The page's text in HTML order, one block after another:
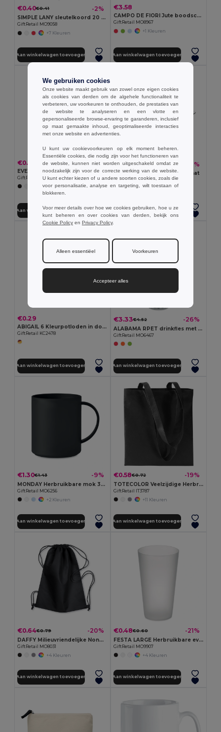
€0.40€0.41 -2%
SIMPLE LANY sleutelkoord 20 mm
GiftRetail MO9058
+7 Kleuren
Aan winkelwagen toevoegen
€3.58
CAMPO DE FIORI Jute boodschappentas
GiftRetail MO8967
+1 Kleuren
Aan winkelwagen toevoegen
€0.29
EVENT Siliconen armband
GiftRetail MO8913
+5 Kleuren
Aan winkelwagen toevoegen
€0.82€1.00 -17%
SULIMPAD Sublimatie muismat
GiftRetail MO9833
Aan winkelwagen toevoegen
€0.29
ABIGAIL 6 Kleurpotloden in doosje
GiftRetail KC2478
Aan winkelwagen toevoegen
€3.33€4.52 -26%
ALABAMA RPET drinkfles met fliptop
GiftRetail MO6467
Aan winkelwagen toevoegen
€1.30€1.43 -9%
MONDAY Herbruikbare mok 300 ml
GiftRetail MO6256
+2 Kleuren
Aan winkelwagen toevoegen
€0.58€0.72 -19%
TOTECOLOR Veelzijdige Herbruikbare Winkel- en Strandtas
GiftRetail IT3787
+11 Kleuren
Aan winkelwagen toevoegen
€0.64€0.79 -20%
DAFFY Milieuvriendelijke Nonwoven Trekkoordtas 80gr
GiftRetail MO8031
+4 Kleuren
Aan winkelwagen toevoegen
€0.48€0.60 -21%
FESTA LARGE Herbruikbare event beker 500ml
GiftRetail MO9907
+4 Kleuren
Aan winkelwagen toevoegen
We gebruiken cookies
Onze website maakt gebruik van zowel onze eigen cookies
als cookies van derden om de algehele functionaliteit te
verbeteren, uw voorkeuren te onthouden, de prestaties van
de website te analyseren en een vlotte en
gepersonaliseerde browse-ervaring te garanderen, inclusief
op maat gemaakte inhoud, geoptimaliseerde interacties
met onze website en advertenties.
U kunt uw cookievoorkeuren op elk moment beheren.
Essentiële cookies, die nodig zijn voor het functioneren van
de website, kunnen niet worden uitgeschakeld omdat ze
noodzakelijk zijn voor de correcte werking van de website.
U kunt echter kiezen of u andere soorten cookies, zoals die
voor personalisatie, analyse en targeting, wilt toestaan of
blokkeren.
Voor meer details over hoe we cookies gebruiken, hoe u ze
kunt beheren en over cookies van derden, bekijk ons
Cookie Policy en Privacy Policy.
Alleen essentiëel Voorkeuren
Accepteer alles